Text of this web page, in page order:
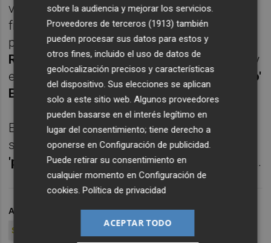
victorias blanquiazules, un empate y la
friolera de siete derrotas. De esos 10
partidos disputados, siete fueron con
Rodríguezen el banquillo (las dos victorias y
el empate se lograron con él) y tres con
'Lolo'
Escobar
.+
Es a ese perfil de rivales y no otros a los que
se tendría que enfrentar en el hipotético
'play-off' de ascenso a Primera Federación
...
ARCHIVADO EN HÉRCULES CF
LOLO ESCOBAR
SCR PEÑA DEPORTIVA
sobre la audiencia y mejorar los servicios.
Proveedores de terceros (1913) también
pueden procesar sus datos para estos y
otros fines, incluido el uso de datos de
geolocalización precisos y características
del dispositivo. Sus elecciones se aplican
solo a este sitio web. Algunos proveedores
pueden basarse en el interés legítimo en
lugar del consentimiento; tiene derecho a
oponerse enConfiguración de publicidad
Puede retirar su consentimiento en
cualquier momento enConfiguración de
cookies .Política de privacidad
ACEPTAR TODO